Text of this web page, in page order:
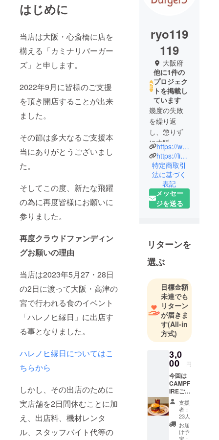
はじめに
当店は大阪・心斎橋に店を
構える「カミナリバーガー
ズ」と申します。
2022年9月に皆様のご支援
を頂き開店することが出来
ました。
その節は多大なるご支援本
当にありがとうございまし
た。
そしてこの度、新たな飛躍
の為に再度皆様にお願いに
参りました。
再度クラウドファンディン
グお願いの理由
当店は2023年5月27・28日
の2日に渡って大阪・高津の
宮で行われる食のイベント
「ハレノヒ縁日」に出店す
る事となりました。
ハレノヒ縁日についてはこ
ちらから
しかし、その出店のために
実店舗を2日間休むことに加
え、出店料、機材レンタ
ル、スタッフバイト代等の
ryo119
119
大阪府
他に1件の
プロジェク
トを掲載し
ています
幾度の失敗
を繰り返
し、懲りず
に大阪・心
斎橋に戻っ
てまいりま
した。
これが最後
のチャレン
ジと思い、
のでご支援
のほどよろ
しくお願い
す。
https://www.instagram.com/kaminari_burgers
https://line.me/R/ti/p/@084bxntb
特定商取引
法に基づく
表記
メッセー
ジを送る
リターンを
選ぶ
目標金額
未達でも
リターン
が届きま
す(All-in
方式)
3,0
00 円
今回は
CAMPF
IREご支
援者様
限定の
ドリン
クセッ
ト付予
約権を
支援
者：
23人
お届
け予
定：